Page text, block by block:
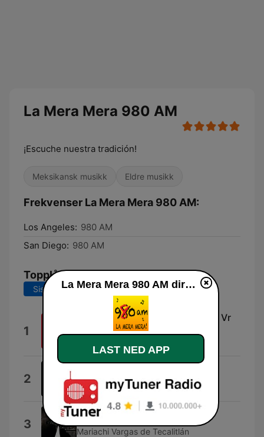
La Mera Mera 980 AM
¡Escuche nuestra tradición!
Meksikansk musikk Eldre musikk
Frekvenser La Mera Mera 980 AM:
Los Angeles: 980 AM
San Diego: 980 AM
Topplåter
Siste 7 dager Siste 30 dager
1
Interlude (About This Concert's Vr
and 8k Experience) [Live]
Al Walser
2 Gallos
3 Las Alazanas
Mariachi Vargas de Tecalitlán
La Mera Mera 980 AM direkte
LAST NED APP